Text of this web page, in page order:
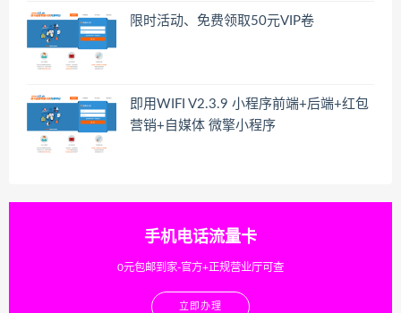
限时活动、免费领取50元VIP卷
即用WIFI V2.3.9 小程序前端+后端+红包
营销+自媒体 微擎小程序
手机电话流量卡
0元包邮到家-官方+正规营业厅可查
立即办理